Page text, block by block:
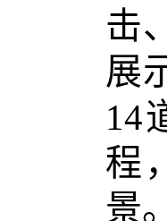
击
展
14
程
景。